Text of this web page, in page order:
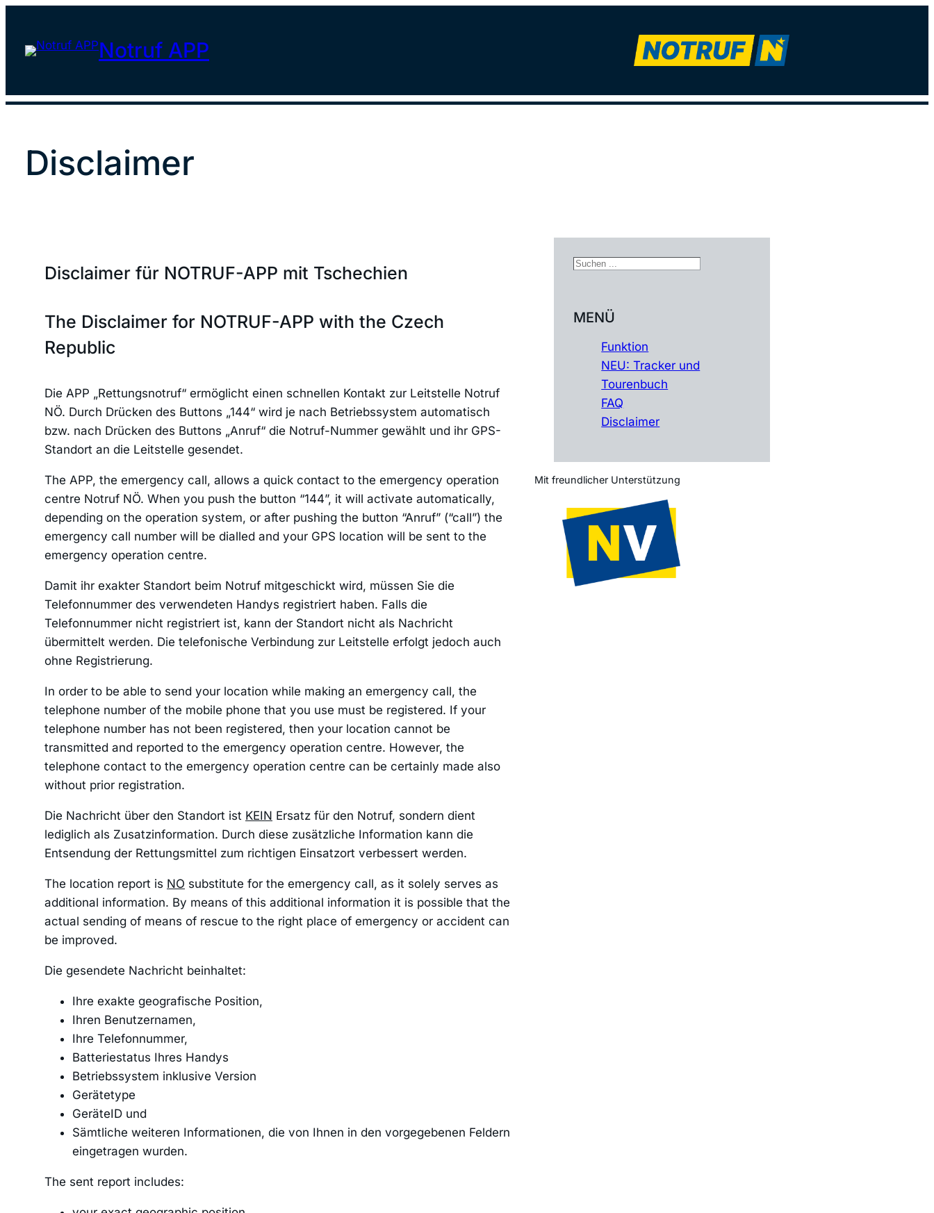
Notruf APP
Disclaimer
Disclaimer für NOTRUF-APP mit Tschechien
The Disclaimer for NOTRUF-APP with the Czech
Republic
Die APP „Rettungsnotruf“ ermöglicht einen schnellen Kontakt zur Leitstelle Notruf
NÖ. Durch Drücken des Buttons „144“ wird je nach Betriebssystem automatisch
bzw. nach Drücken des Buttons „Anruf“ die Notruf-Nummer gewählt und ihr GPS-
Standort an die Leitstelle gesendet.
The APP, the emergency call, allows a quick contact to the emergency operation
centre Notruf NÖ. When you push the button “144”, it will activate automatically,
depending on the operation system, or after pushing the button “Anruf” (“call”) the
emergency call number will be dialled and your GPS location will be sent to the
emergency operation centre.
Damit ihr exakter Standort beim Notruf mitgeschickt wird, müssen Sie die
Telefonnummer des verwendeten Handys registriert haben. Falls die
Telefonnummer nicht registriert ist, kann der Standort nicht als Nachricht
übermittelt werden. Die telefonische Verbindung zur Leitstelle erfolgt jedoch auch
ohne Registrierung.
In order to be able to send your location while making an emergency call, the
telephone number of the mobile phone that you use must be registered. If your
telephone number has not been registered, then your location cannot be
transmitted and reported to the emergency operation centre. However, the
telephone contact to the emergency operation centre can be certainly made also
without prior registration.
Die Nachricht über den Standort ist KEIN Ersatz für den Notruf, sondern dient
lediglich als Zusatzinformation. Durch diese zusätzliche Information kann die
Entsendung der Rettungsmittel zum richtigen Einsatzort verbessert werden.
The location report is NO substitute for the emergency call, as it solely serves as
additional information. By means of this additional information it is possible that the
actual sending of means of rescue to the right place of emergency or accident can
be improved.
Die gesendete Nachricht beinhaltet:
Ihre exakte geografische Position,
Ihren Benutzernamen,
Ihre Telefonnummer,
Batteriestatus Ihres Handys
Betriebssystem inklusive Version
Gerätetype
GeräteID und
Sämtliche weiteren Informationen, die von Ihnen in den vorgegebenen Feldern
eingetragen wurden.
The sent report includes:
Search
MENÜ
Funktion
NEU: Tracker und
Tourenbuch
FAQ
Disclaimer
Mit freundlicher Unterstützung